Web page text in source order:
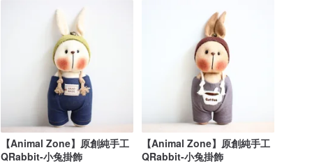
【Animal Zone】原創純手工
QRabbit-小兔掛飾
【Animal Zone】原創純手工
QRabbit-小兔掛飾